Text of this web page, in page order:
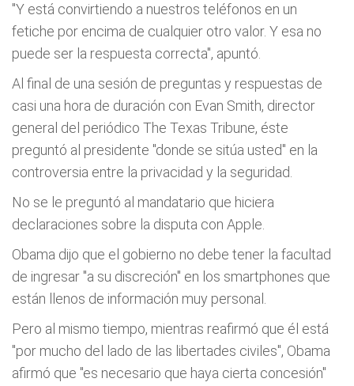
"Y está convirtiendo a nuestros teléfonos en un
fetiche por encima de cualquier otro valor. Y esa no
puede ser la respuesta correcta", apuntó.
Al final de una sesión de preguntas y respuestas de
casi una hora de duración con Evan Smith, director
general del periódico The Texas Tribune, éste
preguntó al presidente "donde se sitúa usted" en la
controversia entre la privacidad y la seguridad.
No se le preguntó al mandatario que hiciera
declaraciones sobre la disputa con Apple.
Obama dijo que el gobierno no debe tener la facultad
de ingresar "a su discreción" en los smartphones que
están llenos de información muy personal.
Pero al mismo tiempo, mientras reafirmó que él está
"por mucho del lado de las libertades civiles", Obama
afirmó que "es necesario que haya cierta concesión"